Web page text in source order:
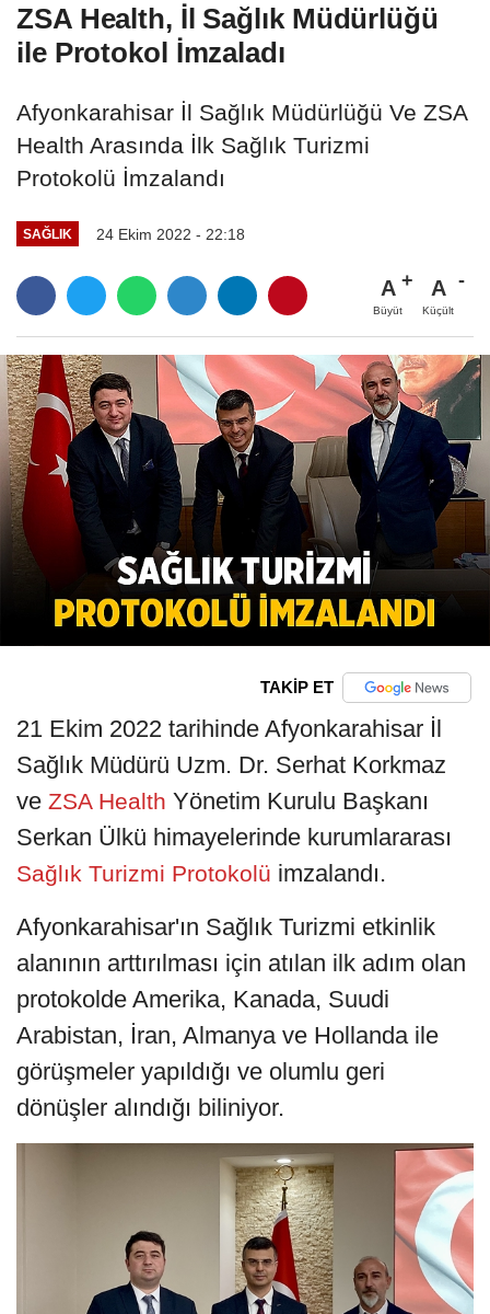
ZSA Health, İl Sağlık Müdürlüğü
ile Protokol İmzaladı
Afyonkarahisar İl Sağlık Müdürlüğü Ve ZSA
Health Arasında İlk Sağlık Turizmi
Protokolü İmzalandı
SAĞLIK 24 Ekim 2022 - 22:18
A
Büyüt
A
Küçült
TAKİP ET
21 Ekim 2022 tarihinde Afyonkarahisar İl
Sağlık Müdürü Uzm. Dr. Serhat Korkmaz
ve ZSA Health Yönetim Kurulu Başkanı
Serkan Ülkü himayelerinde kurumlararası
Sağlık Turizmi Protokolü imzalandı.
Afyonkarahisar'ın Sağlık Turizmi etkinlik
alanının arttırılması için atılan ilk adım olan
protokolde Amerika, Kanada, Suudi
Arabistan, İran, Almanya ve Hollanda ile
görüşmeler yapıldığı ve olumlu geri
dönüşler alındığı biliniyor.